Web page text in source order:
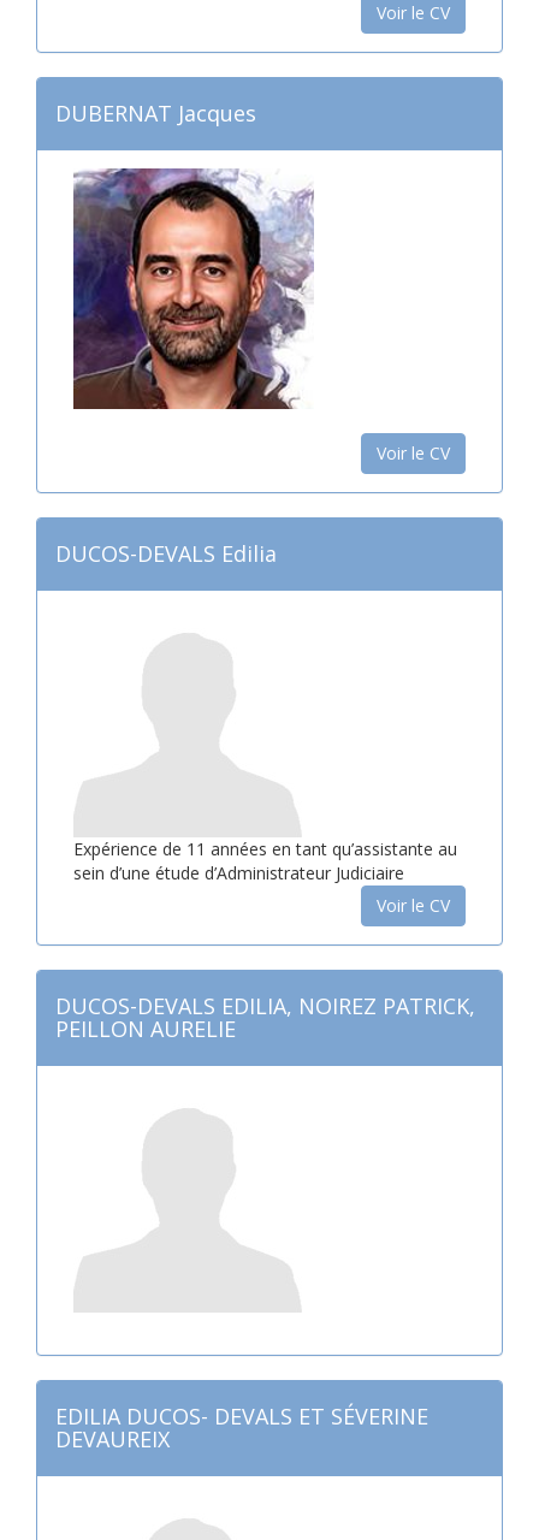
Voir le CV
DUBERNAT Jacques
Voir le CV
DUCOS-DEVALS Edilia
Expérience de 11 années en tant qu’assistante au
sein d’une étude d’Administrateur Judiciaire
Voir le CV
DUCOS-DEVALS EDILIA, NOIREZ PATRICK,
PEILLON AURELIE
EDILIA DUCOS- DEVALS ET SÉVERINE
DEVAUREIX